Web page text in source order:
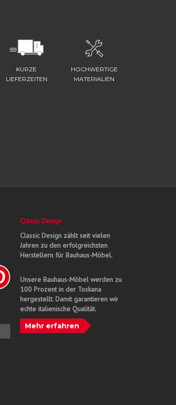
KURZE
LIEFERZEITEN
HOCHWERTIGE
MATERIALIEN
Classic Design
Classic Design zählt seit vielen
Jahren zu den erfolgreichsten
Herstellern für Bauhaus-Möbel.
Unsere Bauhaus-Möbel werden zu
100 Prozent in der Toskana
hergestellt. Damit garantieren wir
echte italienische Qualität.
Mehr erfahren